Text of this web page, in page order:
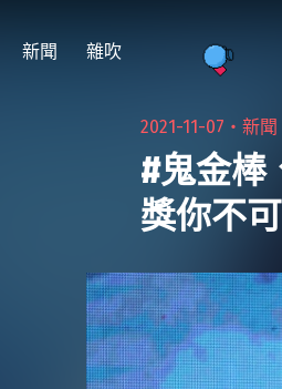
新聞 雜吹
2021-11-07・新聞
#鬼金
獎你不